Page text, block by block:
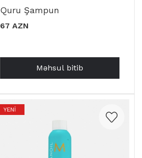
Quru Şampun
67 AZN
Məhsul bitib
YENI